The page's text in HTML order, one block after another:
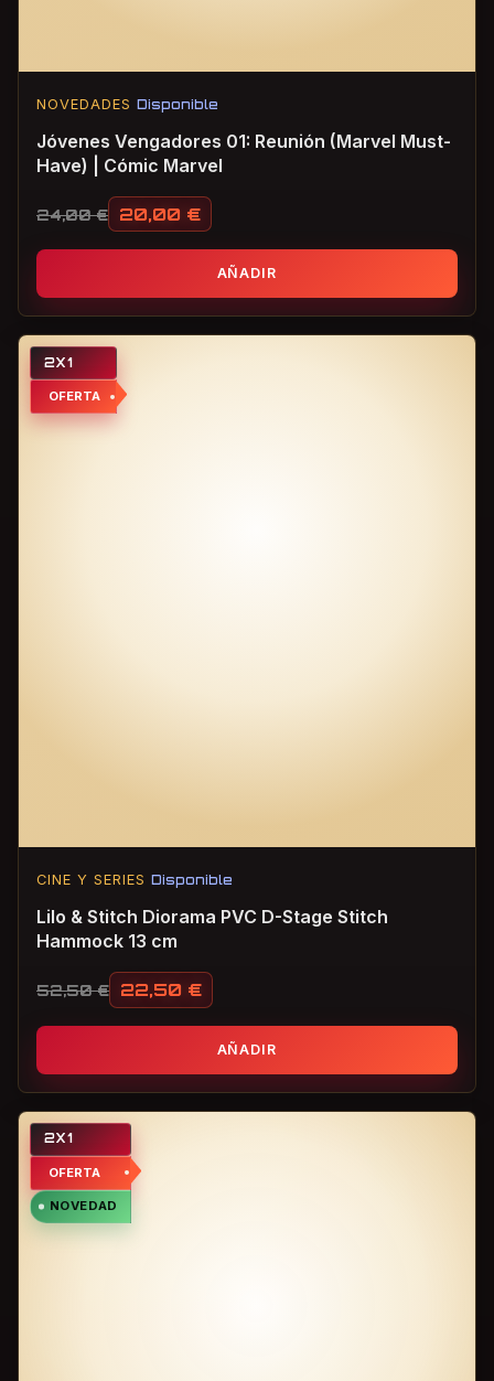
NOVEDADES Disponible
Jóvenes Vengadores 01: Reunión (Marvel Must-
Have) | Cómic Marvel
24,00€
El precio original era: 24,00 €.
20,00 €
El precio actual es: 20,00 €.
AÑADIR
2X1
OFERTA
CINE Y SERIES Disponible
Lilo & Stitch Diorama PVC D-Stage Stitch
Hammock 13 cm
52,50€
El precio original era: 52,50 €.
22,50 €
El precio actual es: 22,50 €.
AÑADIR
2X1
OFERTA
NOVEDAD